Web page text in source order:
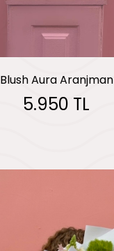
Blush Aura Aranjman
5.950 TL